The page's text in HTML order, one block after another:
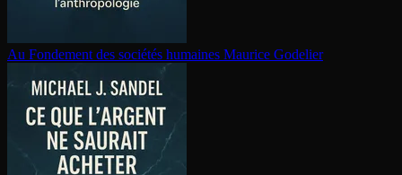
Au Fondement des sociétés humaines Maurice Godelier